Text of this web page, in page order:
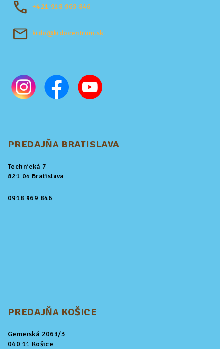
+421 918 969 846
kido@kidocentrum.sk
PREDAJŇA BRATISLAVA
Technická 7
821 04 Bratislava
0918 969 846
PREDAJŇA KOŠICE
Gemerská 2068/3
040 11 Košice